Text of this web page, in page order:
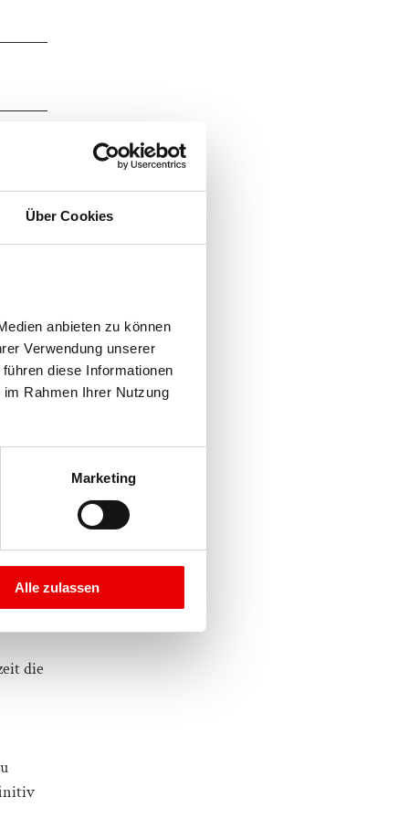
Über Cookies
anbieten zu können
Verwendung unserer
diese Informationen
Rahmen Ihrer Nutzung
Marketing
Alle zulassen
die